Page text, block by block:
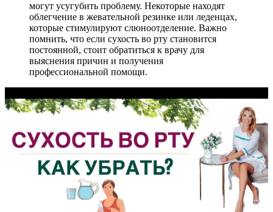
могут усугубить проблему. Некоторые находят
облегчение в жевательной резинке или леденцах,
которые стимулируют слюноотделение. Важно
помнить, что если сухость во рту становится
постоянной, стоит обратиться к врачу для
выяснения причин и получения
профессиональной помощи.